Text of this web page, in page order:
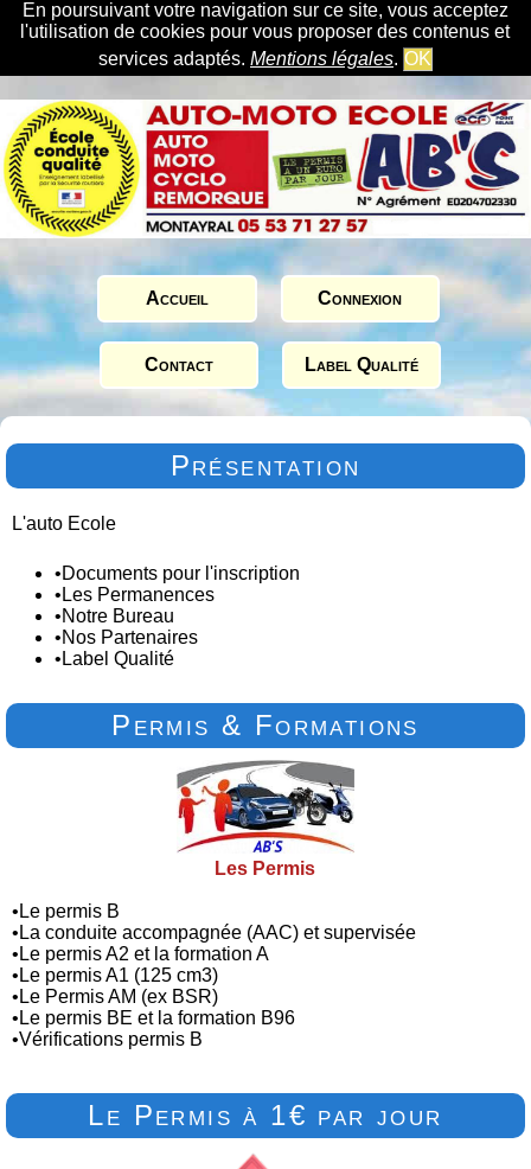
En poursuivant votre navigation sur ce site, vous acceptez
l'utilisation de cookies pour vous proposer des contenus et
services adaptés. Mentions légales. OK
Accueil Connexion
Contact Label Qualité
Présentation
L'auto Ecole
•Documents pour l'inscription
• Les Permanences
•Notre Bureau
•Nos Partenaires
• Label Qualité
Permis & Formations
Les Permis
• Le permis B
• La conduite accompagnée (AAC) et supervisée
• Le permis A2 et la formation A
• Le permis A1 (125 cm3)
• Le Permis AM (ex BSR)
• Le permis BE et la formation B96
•Vérifications permis B
Le Permis à 1€ par jour